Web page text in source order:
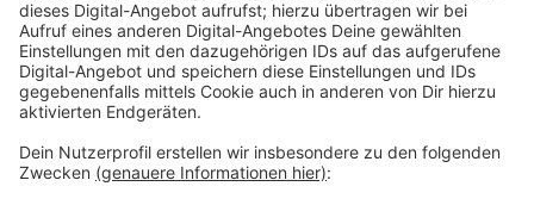
Sonntag (27.09.) auch in Krefeld, Kempen, Viersen,
Tönisvorst und Grefrath eine Stichwahl statt.
Anzeige